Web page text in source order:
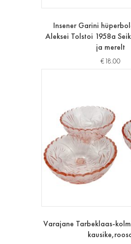
Insener Garini
Aleksei Tolstoi 1958a
ja merelt
€18.00
Varajane Tarbeklaas-